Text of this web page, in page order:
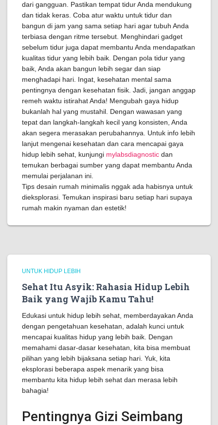
dari gangguan. Pastikan tempat tidur Anda mendukung
dan tidak keras. Coba atur waktu untuk tidur dan
bangun di jam yang sama setiap hari agar tubuh Anda
terbiasa dengan ritme tersebut. Menghindari gadget
sebelum tidur juga dapat membantu Anda mendapatkan
kualitas tidur yang lebih baik. Dengan pola tidur yang
baik, Anda akan bangun lebih segar dan siap
menghadapi hari. Ingat, kesehatan mental sama
pentingnya dengan kesehatan fisik. Jadi, jangan anggap
remeh waktu istirahat Anda! Mengubah gaya hidup
bukanlah hal yang mustahil. Dengan wawasan yang
tepat dan langkah-langkah kecil yang konsisten, Anda
akan segera merasakan perubahannya. Untuk info lebih
lanjut mengenai kesehatan dan cara mencapai gaya
hidup lebih sehat, kunjungi mylabsdiagnostic dan
temukan berbagai sumber yang dapat membantu Anda
memulai perjalanan ini.
Tips desain rumah minimalis nggak ada habisnya untuk
dieksplorasi. Temukan inspirasi baru setiap hari supaya
rumah makin nyaman dan estetik!
UNTUK HIDUP LEBIH
Sehat Itu Asyik: Rahasia Hidup Lebih
Baik yang Wajib Kamu Tahu!
Edukasi untuk hidup lebih sehat, memberdayakan Anda
dengan pengetahuan kesehatan, adalah kunci untuk
mencapai kualitas hidup yang lebih baik. Dengan
memahami dasar-dasar kesehatan, kita bisa membuat
pilihan yang lebih bijaksana setiap hari. Yuk, kita
eksplorasi beberapa aspek menarik yang bisa
membantu kita hidup lebih sehat dan merasa lebih
bahagia!
Pentingnya Gizi Seimbang